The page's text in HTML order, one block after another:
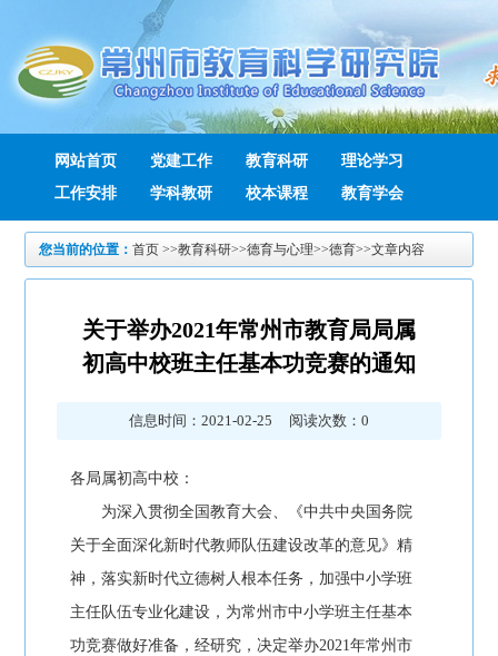
网站首页 党建工作 教育科研
理论学习
工作安排
学科教研 校本课程 教育学会
您当前的位置：首页 >>教育科研>>德育与心理>>德育>>文章内容
关于举办2021年常州市教育局局属
初高中校班主任基本功竞赛的通知
信息时间：2021-02-25 阅读次数： 0
各局属初高中校：
为深入贯彻全国教育大会、《中共中央国务院
关于全面深化新时代教师队伍建设改革的意见》精
神，落实新时代立德树人根本任务，加强中小学班
主任队伍专业化建设，为常州市中小学班主任基本
功竞赛做好准备，经研究，决定举办2021年常州市